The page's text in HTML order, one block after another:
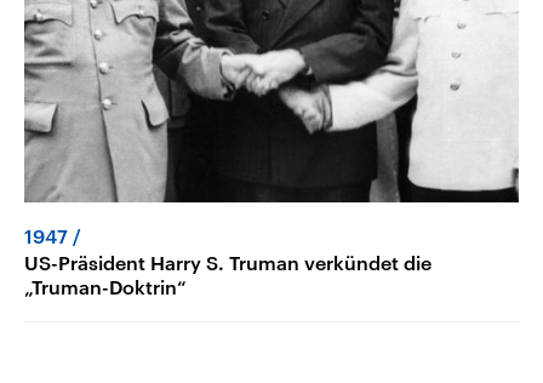
1947
US-Präsident Harry S. Truman verkündet die
„Truman-Doktrin“